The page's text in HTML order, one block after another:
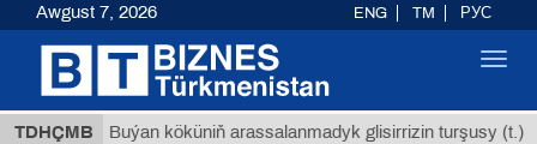
TDHÇMB Buýan köküniň arassalanmadyk glisirrizin turşusy (t.)
Awgust 7, 2026 ENG TM РУС